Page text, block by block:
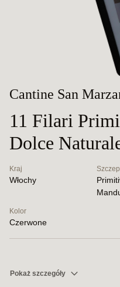
Cantine San
11 Filari
Dolce
Kraj
Włochy
Szczep
Kolor
Czerwone
Pokaż szczegóły